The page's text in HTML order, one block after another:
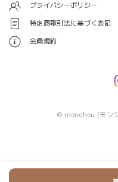
プライバシーポリシー
特定商取引法に基づく表記
会員規約
© monchou (モン